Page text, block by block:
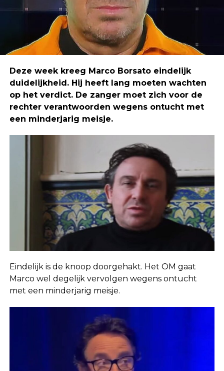
Deze week kreeg Marco Borsato eindelijk
duidelijkheid. Hij heeft lang moeten wachten
op het verdict. De zanger moet zich voor de
rechter verantwoorden wegens ontucht met
een minderjarig meisje.
Eindelijk is de knoop doorgehakt. Het OM gaat
Marco wel degelijk vervolgen wegens ontucht
met een minderjarig meisje.